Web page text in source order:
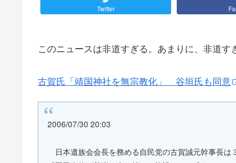
Twitter
このニュースは非道すぎる。あまりに、非道す
古賀氏「靖国神社を無宗教化」 谷垣氏も同意
2006/07/30 20:03
日本遺族会会長を務める自民党の古賀誠元幹事長